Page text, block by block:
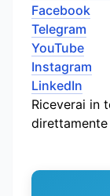
Facebook
Telegram
YouTube
Instagram
LinkedIn
Riceverai in